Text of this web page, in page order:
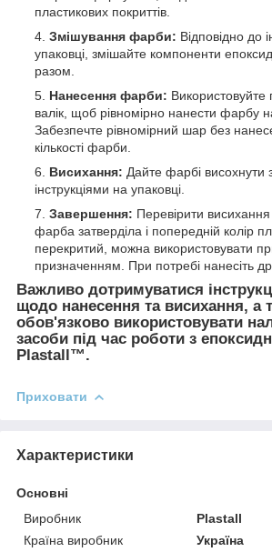
пластикових покриттів.
Змішування фарби: Відповідно до
упаковці, змішайте компоненти
разом.
Нанесення фарби: Використовуйте
валік, щоб рівномірно нанести фарбу
Забезпечте рівномірний шар без
кількості фарби.
Висихання: Дайте фарбі висохнути
інструкціями на упаковці.
Завершення: Перевірити
фарба затверділа і попередній колір
перекритий, можна використовувати
призначенням. При потребі нанесіть
Важливо дотримуватися
щодо нанесення та висихання, а
обов'язково використовувати
засоби під час роботи з
Plastall™.
Приховати
Характеристики
Основні
Виробник
Plastall
Країна виробник
Україна